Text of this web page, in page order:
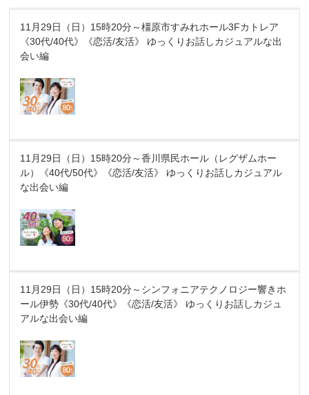
11月29日（日）15時20分～橿原市すみれホール3Fカトレア
《30代/40代》《恋活/友活》 ゆっくりお話しカジュアルな出
会い編
11月29日（日）15時20分～香川県民ホール（レグザムホー
ル）《40代/50代》《恋活/友活》 ゆっくりお話しカジュアル
な出会い編
11月29日（日）15時20分～シンフォニアテクノロジー響きホ
ール伊勢《30代/40代》《恋活/友活》 ゆっくりお話しカジュ
アルな出会い編